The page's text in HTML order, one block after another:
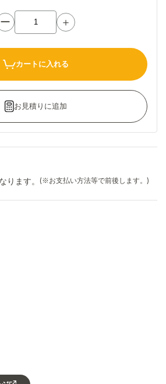
ー ＋
カートに入れる
お見積りに追加
ります。
(※お支払い方法等で前後します。)